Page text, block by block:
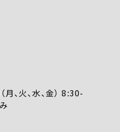
、火、水、金） 8:30-